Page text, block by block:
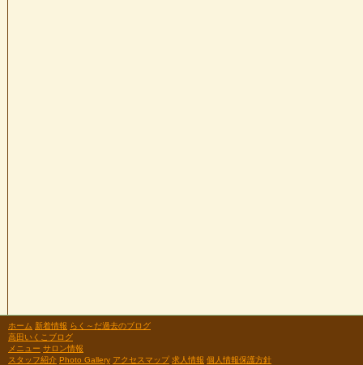
ホーム 新着情報 らく～だ過去のブログ
高田いくこブログ
メニュー サロン情報
スタッフ紹介 Photo Gallery アクセスマップ 求人情報 個人情報保護方針